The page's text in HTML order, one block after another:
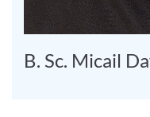
B. Sc. Micail